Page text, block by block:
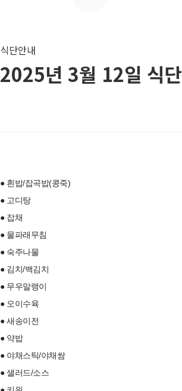
식단안내
2025년 3월 12일 식단
● 흰밥/잡곡밥(콩죽)
● 고디탕
● 잡채
● 물파래무침
● 숙주나물
● 김치/백김치
● 무우말랭이
● 오이수육
● 새송이전
● 약밥
● 야채스틱/야채쌈
● 샐러드/소스